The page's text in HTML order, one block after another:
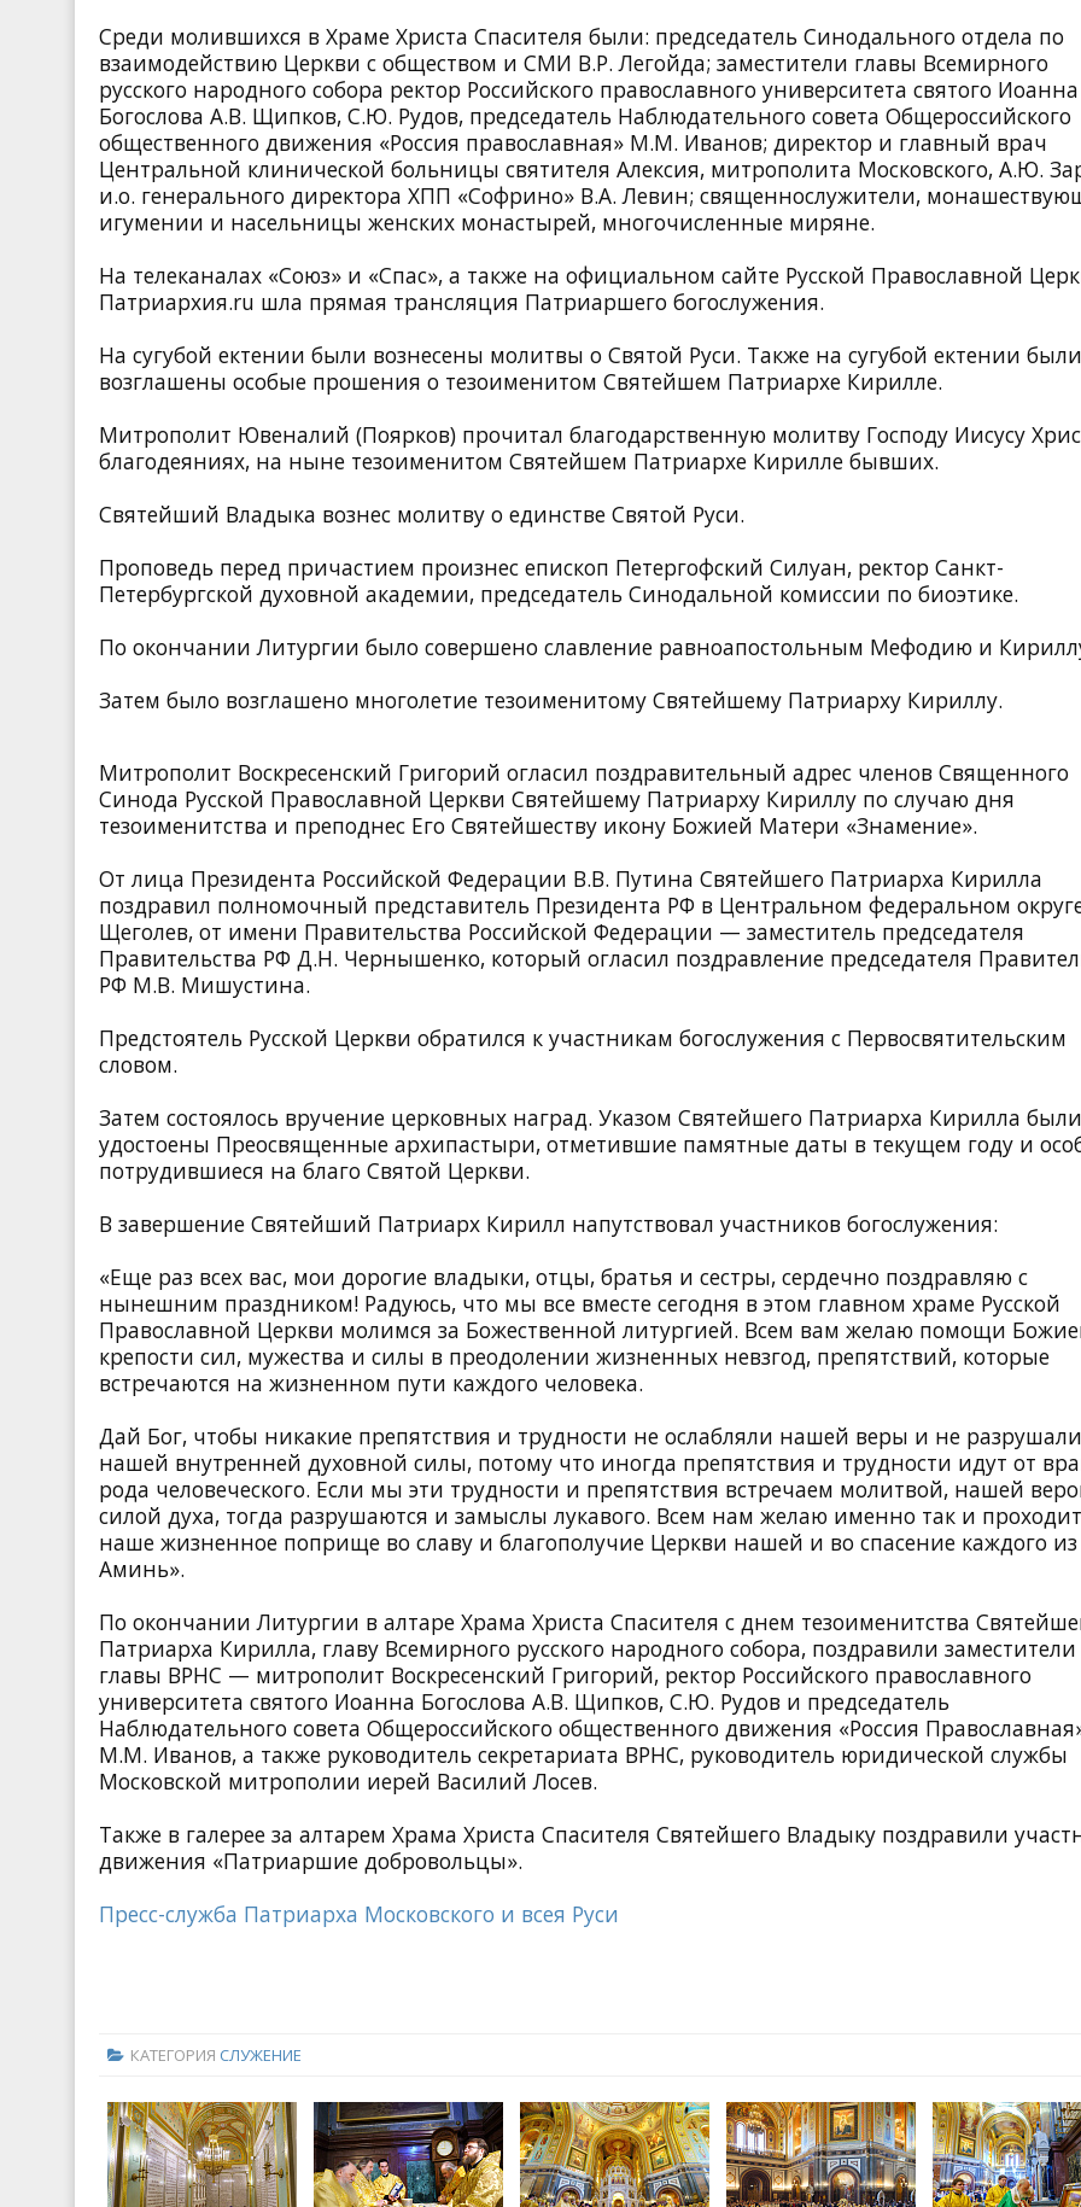
Среди молившихся в Храме Христа Спасителя были: председатель Синодального отдела по
взаимодействию Церкви с обществом и СМИ В.Р. Легойда; заместители главы Всемирного
русского народного собора ректор Российского православного университета святого Иоанна
Богослова А.В. Щипков, С.Ю. Рудов, председатель Наблюдательного совета Общероссийского
общественного движения «Россия православная» М.М. Иванов; директор и главный врач
Центральной клинической больницы святителя Алексия, митрополита Московского, А.Ю.
и.о. генерального директора ХПП «Софрино» В.А. Левин; священнослужители,
игумении и насельницы женских монастырей, многочисленные миряне.
На телеканалах «Союз» и «Спас», а также на официальном сайте Русской Православной
Патриархия.ru шла прямая трансляция Патриаршего богослужения.
На сугубой ектении были вознесены молитвы о Святой Руси. Также на сугубой ектении были
возглашены особые прошения о тезоименитом Святейшем Патриархе Кирилле.
Митрополит Ювеналий (Поярков) прочитал благодарственную молитву Господу Иисусу
благодеяниях, на ныне тезоименитом Святейшем Патриархе Кирилле бывших.
Святейший Владыка вознес молитву о единстве Святой Руси.
Проповедь перед причастием произнес епископ Петергофский Силуан, ректор Санкт-
Петербургской духовной академии, председатель Синодальной комиссии по биоэтике.
По окончании Литургии было совершено славление равноапостольным Мефодию и
Затем было возглашено многолетие тезоименитому Святейшему Патриарху Кириллу.
Митрополит Воскресенский Григорий огласил поздравительный адрес членов Священного
Синода Русской Православной Церкви Святейшему Патриарху Кириллу по случаю дня
тезоименитства и преподнес Его Святейшеству икону Божией Матери «Знамение».
От лица Президента Российской Федерации В.В. Путина Святейшего Патриарха Кирилла
поздравил полномочный представитель Президента РФ в Центральном федеральном
Щеголев, от имени Правительства Российской Федерации — заместитель председателя
Правительства РФ Д.Н. Чернышенко, который огласил поздравление председателя
РФ М.В. Мишустина.
Предстоятель Русской Церкви обратился к участникам богослужения с Первосвятительским
словом.
Затем состоялось вручение церковных наград. Указом Святейшего Патриарха Кирилла были
удостоены Преосвященные архипастыри, отметившие памятные даты в текущем году и
потрудившиеся на благо Святой Церкви.
В завершение Святейший Патриарх Кирилл напутствовал участников богослужения:
«Еще раз всех вас, мои дорогие владыки, отцы, братья и сестры, сердечно поздравляю с
нынешним праздником! Радуюсь, что мы все вместе сегодня в этом главном храме Русской
Православной Церкви молимся за Божественной литургией. Всем вам желаю помощи
крепости сил, мужества и силы в преодолении жизненных невзгод, препятствий, которые
встречаются на жизненном пути каждого человека.
Дай Бог, чтобы никакие препятствия и трудности не ослабляли нашей веры и не разрушали
нашей внутренней духовной силы, потому что иногда препятствия и трудности идут от
рода человеческого. Если мы эти трудности и препятствия встречаем молитвой, нашей
силой духа, тогда разрушаются и замыслы лукавого. Всем нам желаю именно так и
наше жизненное поприще во славу и благополучие Церкви нашей и во спасение каждого из
Аминь».
По окончании Литургии в алтаре Храма Христа Спасителя с днем тезоименитства
Патриарха Кирилла, главу Всемирного русского народного собора, поздравили заместители
главы ВРНС — митрополит Воскресенский Григорий, ректор Российского православного
университета святого Иоанна Богослова А.В. Щипков, С.Ю. Рудов и председатель
Наблюдательного совета Общероссийского общественного движения «Россия
М.М. Иванов, а также руководитель секретариата ВРНС, руководитель юридической службы
Московской митрополии иерей Василий Лосев.
Также в галерее за алтарем Храма Христа Спасителя Святейшего Владыку поздравили
движения «Патриаршие добровольцы».
Пресс-служба Патриарха Московского и всея Руси
КАТЕГОРИЯ СЛУЖЕНИЕ